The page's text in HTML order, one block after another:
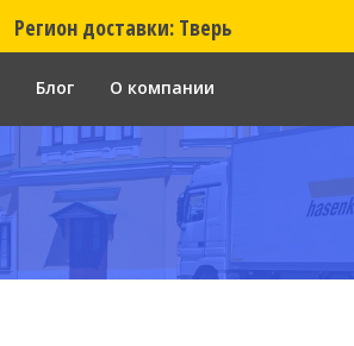
Регион доставки: Тверь
Блог О компании